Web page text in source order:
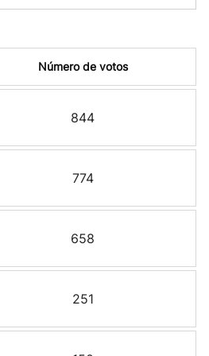
Número de votos
844
774
658
251